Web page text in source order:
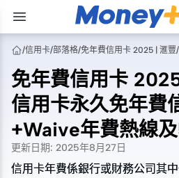
/信用卡/部落格/
免年費信用卡
信用卡永久免年費
+Waive年費熱線
更新日期: 2025年8月27日
信用卡年費係銀行或財務公司其
信用卡年費係銀行或財務公司其